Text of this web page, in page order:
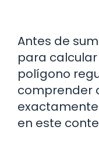
Antes de
para
polígono
comprender
en este